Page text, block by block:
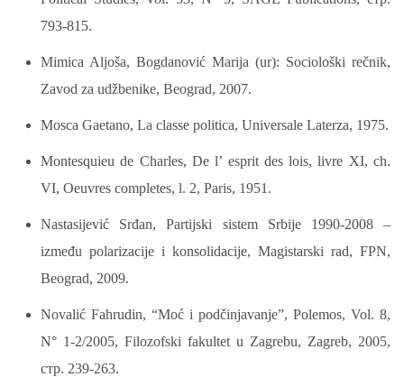
793-815.
Mimica Aljoša, Bogdanović Marija (ur): Sociološki rečnik,
Zavod za udžbenike, Beograd, 2007.
Mosca Gaetano, La classe politica, Universale Laterza, 1975.
Montesquieu de Charles, De l’ esprit des lois, livre XI, ch.
VI, Oeuvres completes, l. 2, Paris, 1951.
Nastasijević Srđan, Partijski sistem Srbije 1990-2008 –
između polarizacije i konsolidacije, Magistarski rad, FPN,
Beograd, 2009.
Novalić Fahrudin, “Moć i podčinjavanje”, Polemos, Vol. 8,
N° 1-2/2005, Filozofski fakultet u Zagrebu, Zagreb, 2005,
стр. 239-263.